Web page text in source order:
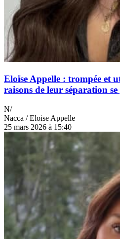
Eloïse Appelle : trompée et
raisons de leur séparation se
N/
Nacca / Eloise Appelle
25 mars 2026 à 15:40